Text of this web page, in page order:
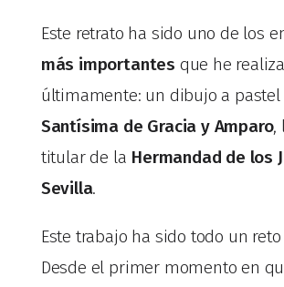
Este retrato ha sido uno de los
más importantes que he
últimamente: un dibujo a pastel
Santísima de Gracia y Amparo,
titular de la Hermandad de los
Sevilla.
Este trabajo ha sido todo un
Desde el primer momento en